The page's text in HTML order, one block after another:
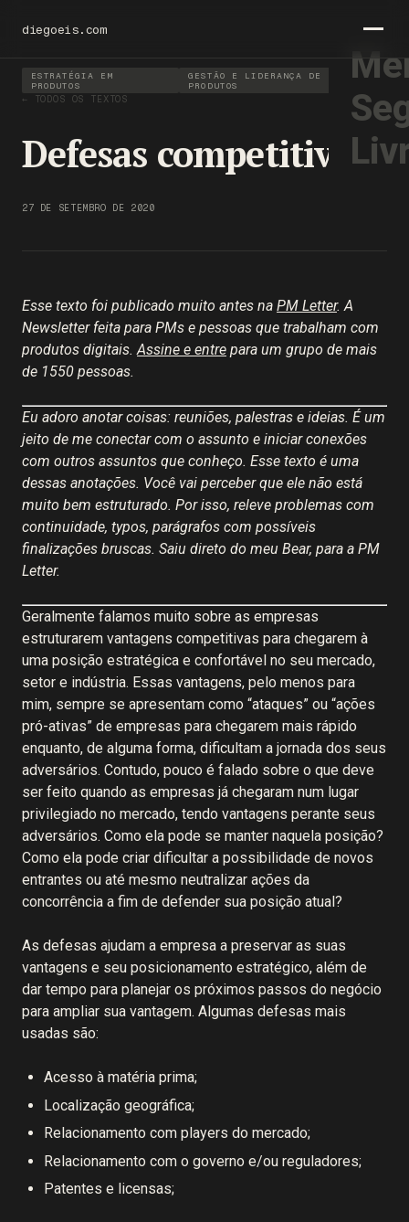
diegoeis.com
ESTRATÉGIA EM
PRODUTOS
GESTÃO E LIDERANÇA DE
PRODUTOS
← TODOS OS TEXTOS
Defesas competitivas
27 DE SETEMBRO DE 2020
Esse texto foi publicado muito antes na PM Letter. A
Newsletter feita para PMs e pessoas que trabalham com
produtos digitais.Assine e entre para um grupo de mais
de 1550 pessoas.
Eu adoro anotar coisas: reuniões, palestras e ideias. É um
jeito de me conectar com o assunto e iniciar conexões
com outros assuntos que conheço. Esse texto é uma
dessas anotações. Você vai perceber que ele não está
muito bem estruturado. Por isso, releve problemas com
continuidade, typos, parágrafos com possíveis
finalizações bruscas. Saiu direto do meu Bear, para a PM
Letter.
Geralmente falamos muito sobre as empresas
estruturarem vantagens competitivas para chegarem à
uma posição estratégica e confortável no seu mercado,
setor e indústria. Essas vantagens, pelo menos para
mim, sempre se apresentam como “ataques” ou “ações
pró-ativas” de empresas para chegarem mais rápido
enquanto, de alguma forma, dificultam a jornada dos seus
adversários. Contudo, pouco é falado sobre o que deve
ser feito quando as empresas já chegaram num lugar
privilegiado no mercado, tendo vantagens perante seus
adversários. Como ela pode se manter naquela posição?
Como ela pode criar dificultar a possibilidade de novos
entrantes ou até mesmo neutralizar ações da
concorrência a fim de defender sua posição atual?
As defesas ajudam a empresa a preservar as suas
vantagens e seu posicionamento estratégico, além de
dar tempo para planejar os próximos passos do negócio
para ampliar sua vantagem. Algumas defesas mais
usadas são:
Acesso à matéria prima;
Localização geográfica;
Relacionamento com players do mercado;
Relacionamento com o governo e/ou reguladores;
Patentes e licensas;